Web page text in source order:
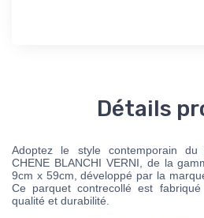
Détails
Adoptez le style contemporain du
CHENE BLANCHI VERNI, de la
9cm x 59cm, développé par la
Ce parquet contrecollé est
qualité et durabilité.